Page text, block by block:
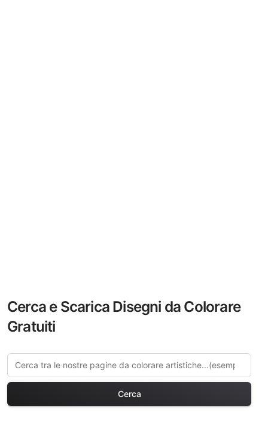
Cerca e Scarica Disegni da Colorare
Gratuiti
Cerca